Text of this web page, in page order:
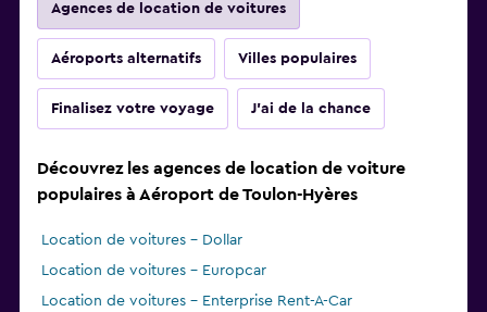
Agences de location de voitures
Aéroports alternatifs Villes populaires
Finalisez votre voyage J'ai de la chance
Découvrez les agences de location de voiture
populaires à Aéroport de Toulon-Hyères
Location de voitures - Dollar
Location de voitures - Europcar
Location de voitures - Enterprise Rent-A-Car